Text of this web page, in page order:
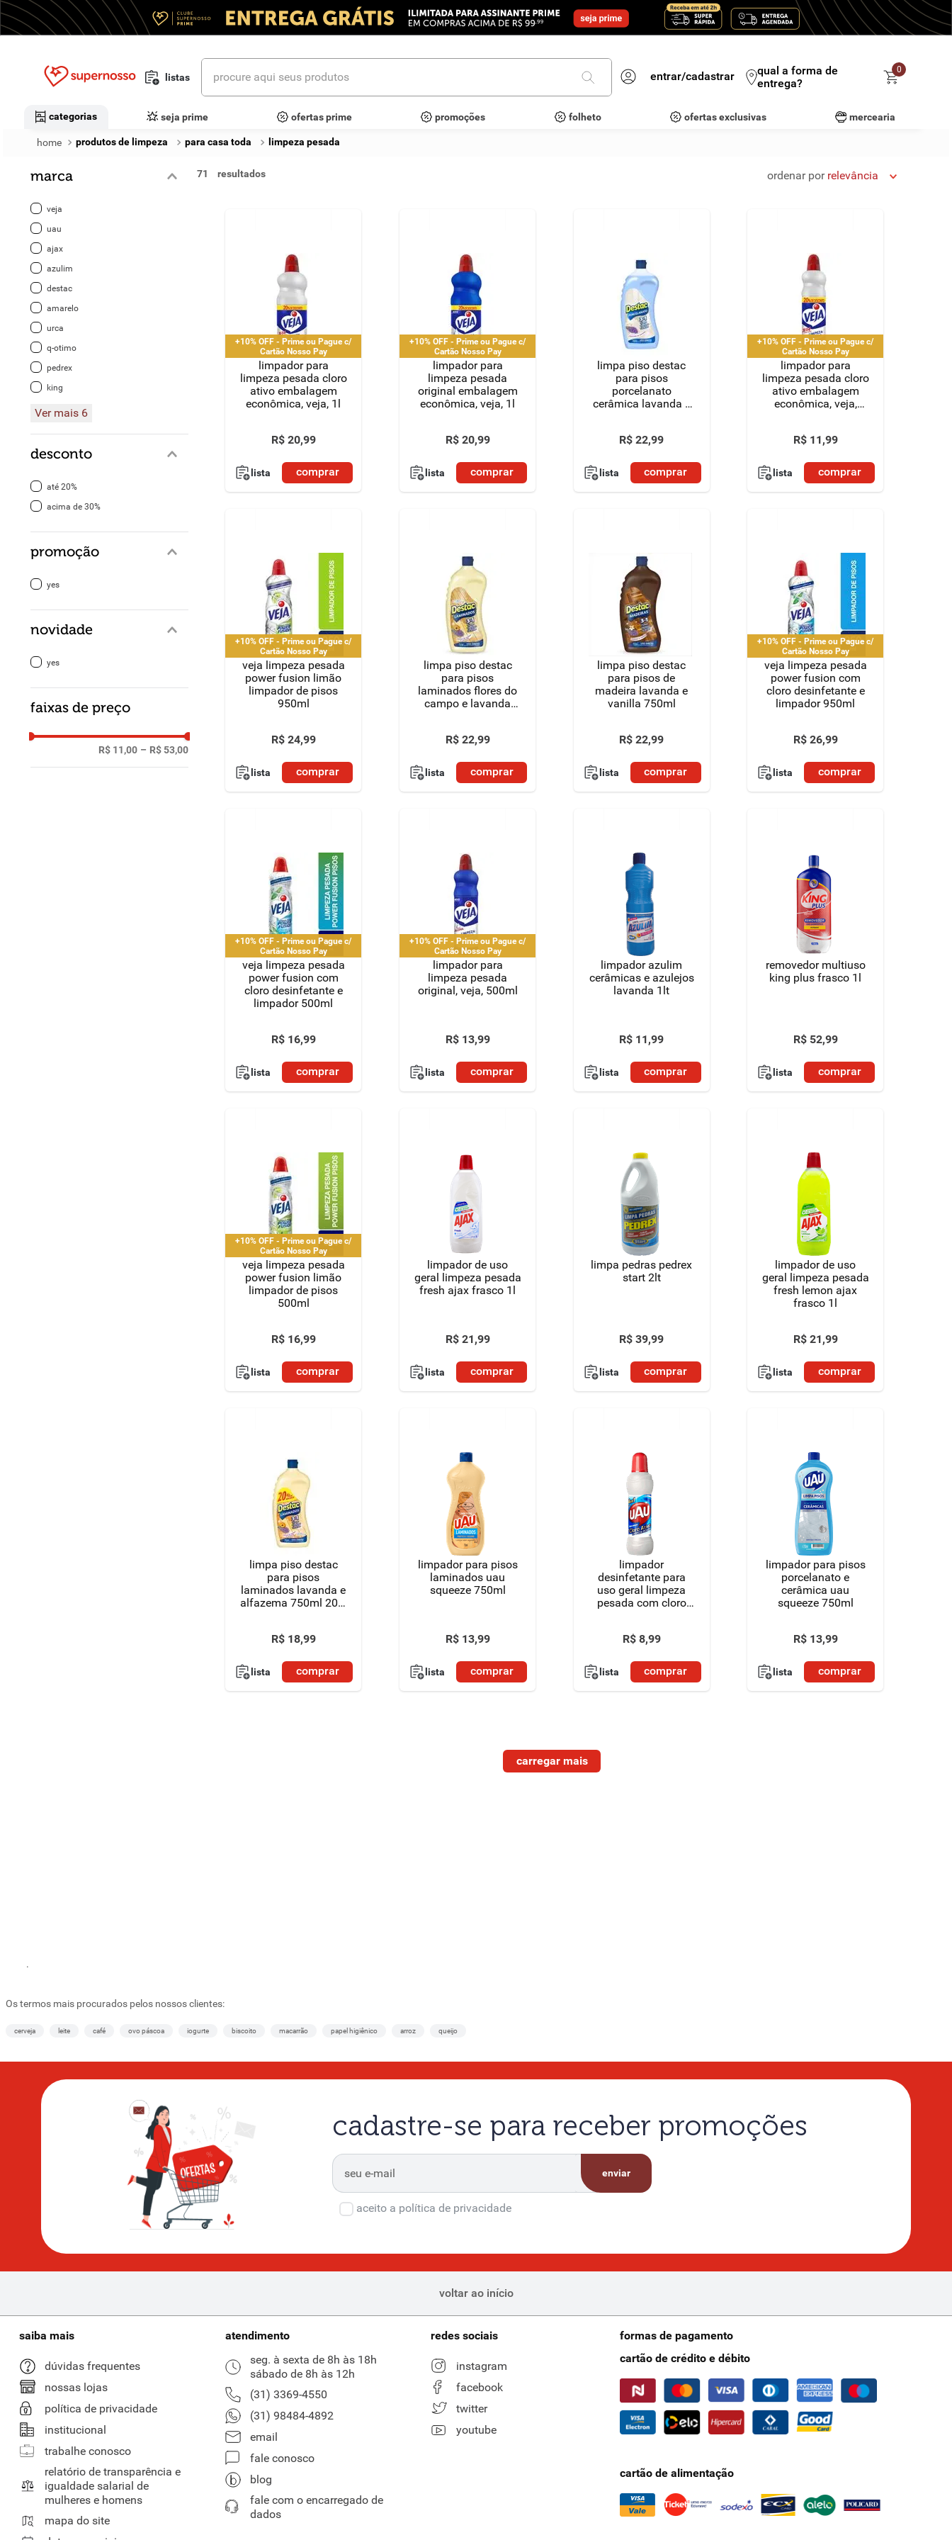
listas
procure aqui seus produtos
entrar/cadastrar
qual a forma de
entrega?
0
categorias seja prime ofertas prime promoções folheto ofertas exclusivas mercearia
produtos de limpeza para casa toda limpeza pesada
marca
veja
uau
ajax
azulim
destac
amarelo
urca
q-otimo
pedrex
king
Ver mais 6
desconto
até 20%
acima de 30%
promoção
yes
novidade
yes
faixas de preço
R$ 11,00 – R$ 53,00
71 ordenar por relevância
+10% OFF - Prime ou Pague c/
Cartão Nosso Pay
limpador para
limpeza pesada cloro
ativo embalagem
econômica, veja, 1l
R$ 20,99
lista comprar
+10% OFF - Prime ou Pague c/
Cartão Nosso Pay
limpador para
limpeza pesada
original embalagem
econômica, veja, 1l
R$ 20,99
lista comprar
limpa piso destac
para pisos
porcelanato
cerâmica lavanda e
R$ 22,99
lista comprar
+10% OFF - Prime ou Pague c/
Cartão Nosso Pay
limpador para
limpeza pesada cloro
ativo embalagem
econômica, veja,
R$ 11,99
lista comprar
+10% OFF - Prime ou Pague c/
Cartão Nosso Pay
veja limpeza pesada
power fusion limão
limpador de pisos
950ml
R$ 24,99
lista comprar
limpa piso destac
para pisos
laminados flores do
campo e lavanda
R$ 22,99
lista comprar
limpa piso destac
para pisos de
madeira lavanda e
vanilla 750ml
R$ 22,99
lista comprar
+10% OFF - Prime ou Pague c/
Cartão Nosso Pay
veja limpeza pesada
power fusion com
cloro desinfetante e
limpador 950ml
R$ 26,99
lista comprar
+10% OFF - Prime ou Pague c/
Cartão Nosso Pay
veja limpeza pesada
power fusion com
cloro desinfetante e
limpador 500ml
R$ 16,99
lista comprar
+10% OFF - Prime ou Pague c/
Cartão Nosso Pay
limpador para
limpeza pesada
original, veja, 500ml
R$ 13,99
lista comprar
limpador azulim
cerâmicas e azulejos
lavanda 1lt
R$ 11,99
lista comprar
removedor multiuso
king plus frasco 1l
R$ 52,99
lista comprar
+10% OFF - Prime ou Pague c/
Cartão Nosso Pay
veja limpeza pesada
power fusion limão
limpador de pisos
500ml
R$ 16,99
lista comprar
limpador de uso
geral limpeza pesada
fresh ajax frasco 1l
R$ 21,99
lista comprar
limpa pedras pedrex
start 2lt
R$ 39,99
lista comprar
limpador de uso
geral limpeza pesada
fresh lemon ajax
frasco 1l
R$ 21,99
lista comprar
limpa piso destac
para pisos
laminados lavanda e
alfazema 750ml 20%
R$ 18,99
lista comprar
limpador para pisos
laminados uau
squeeze 750ml
R$ 13,99
lista comprar
limpador
desinfetante para
uso geral limpeza
pesada com cloro
R$ 8,99
lista comprar
limpador para pisos
porcelanato e
cerâmica uau
squeeze 750ml
R$ 13,99
lista comprar
.
Os termos mais procurados pelos nossos clientes:
cerveja leite café ovo páscoa iogurte biscoito macarrão papel higiênico arroz queijo
cadastre-se para receber promoções
enviar
aceito a política de privacidade
voltar ao início
saiba mais
dúvidas frequentes
nossas lojas
política de privacidade
institucional
trabalhe conosco
relatório de transparência e
igualdade salarial de
mulheres e homens
mapa do site
atendimento
seg. à sexta de 8h às 18h
sábado de 8h às 12h
(31) 3369-4550
(31) 98484-4892
email
fale conosco
blog
fale com o encarregado de
dados
redes sociais
instagram
facebook
twitter
youtube
formas de pagamento
cartão de crédito e débito
cartão de alimentação
termos mais buscados
detergente
macarrão
chocolate